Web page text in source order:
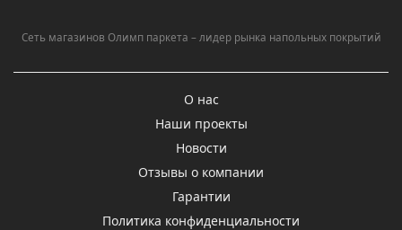
Сеть магазинов Олимп паркета – лидер рынка напольных покрытий
О нас
Наши проекты
Новости
Отзывы о компании
Гарантии
Политика конфиденциальности